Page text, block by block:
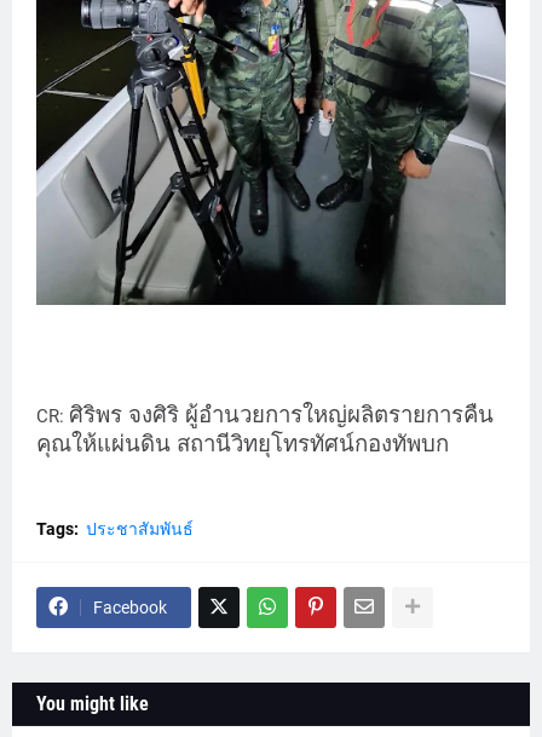
CR: ศิริพร จงศิริ ผู้อำนวยการใหญ่ผลิตรายการคืน
คุณให้แผ่นดิน สถานีวิทยุโทรทัศน์กองทัพบก
Tags: ประชาสัมพันธ์
Facebook
You might like